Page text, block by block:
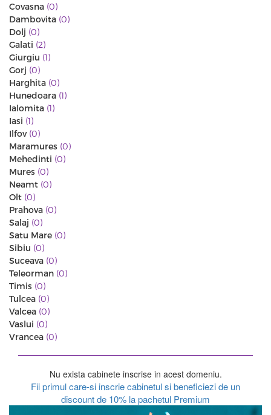
Covasna (0)
Dambovita (0)
Dolj (0)
Galati (2)
Giurgiu (1)
Gorj (0)
Harghita (0)
Hunedoara (1)
Ialomita (1)
Iasi (1)
Ilfov (0)
Maramures (0)
Mehedinti (0)
Mures (0)
Neamt (0)
Olt (0)
Prahova (0)
Salaj (0)
Satu Mare (0)
Sibiu (0)
Suceava (0)
Teleorman (0)
Timis (0)
Tulcea (0)
Valcea (0)
Vaslui (0)
Vrancea (0)
Nu exista cabinete inscrise in acest domeniu.
Fii primul care-si inscrie cabinetul si beneficiezi de un
discount de 10% la pachetul Premium